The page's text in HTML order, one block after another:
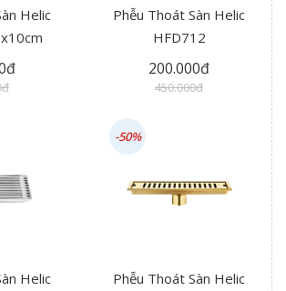
Helic
Phễu Thoát Sàn Helic
HFD712
200.000đ
450.000đ
Helic
Phễu Thoát Sàn Helic
-50%